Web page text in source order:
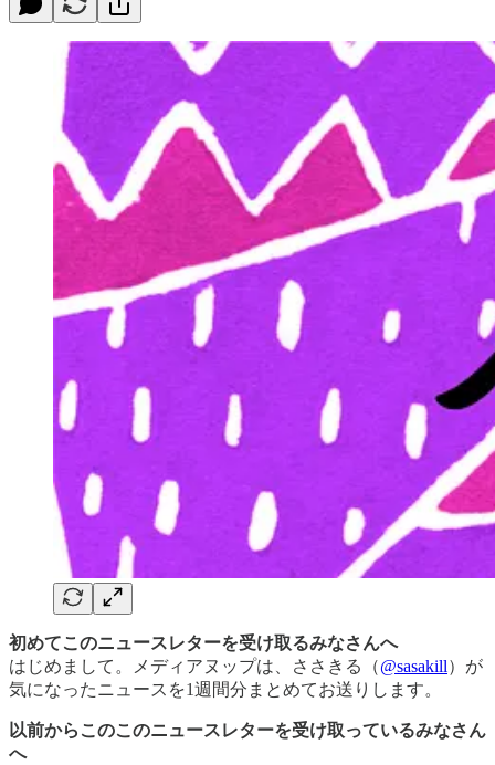
初めてこのニュースレターを受け取るみなさんへ
はじめまして。メディアヌップは、ささきる（@sasakill）が
気になったニュースを1週間分まとめてお送りします。
以前からこのこのニュースレターを受け取っているみなさん
へ